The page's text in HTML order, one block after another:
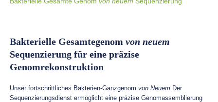
Bakterielle Gesamtegenom von neuem
Sequenzierung für eine präzise
Genomrekonstruktion
Unser fortschrittliches Bakterien-Ganzgenom von Neuem Der
Sequenzierungsdienst ermöglicht eine präzise Genomassemblierung